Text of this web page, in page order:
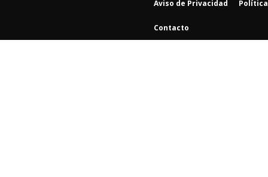
Aviso de Privacidad
Contacto